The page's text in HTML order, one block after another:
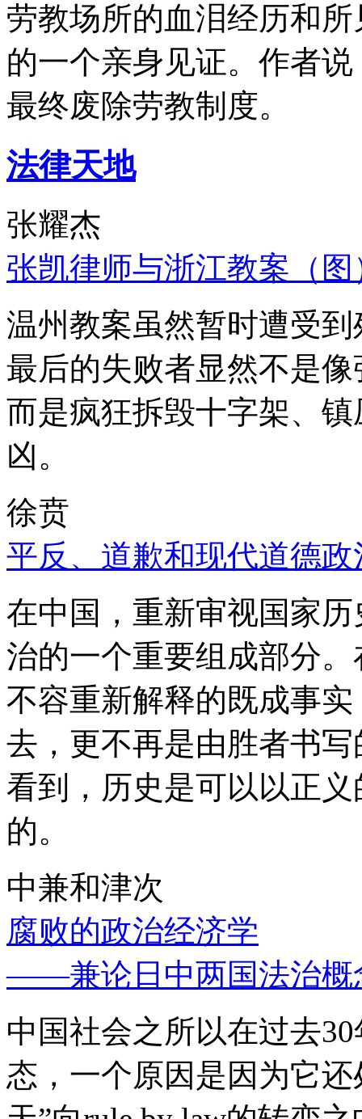
劳教场所的血泪经历和
的一个亲身见证。作者
最终废除劳教制度。
法律天地
张耀杰
张凯律师与浙江教案（图
温州教案虽然暂时遭受
最后的失败者显然不是
而是疯狂拆毁十字架、
凶。
徐贲
平反、道歉和现代道德政
在中国，重新审视国家
治的一个重要组成部分
不容重新解释的既成事
去，更不再是由胜者书
看到，历史是可以以正
的。
中兼和津次
腐败的政治经济学
——兼论日中两国法治概
中国社会之所以在过去
态，一个原因是因为它